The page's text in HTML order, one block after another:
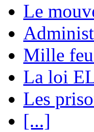
Le
Mille
La loi
Les
[...]